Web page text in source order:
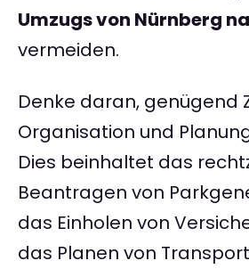
Umzugs von Nürnberg
vermeiden.
Denke daran, genügend
Organisation und
Dies beinhaltet das
Beantragen von
das Einholen von
das Planen von